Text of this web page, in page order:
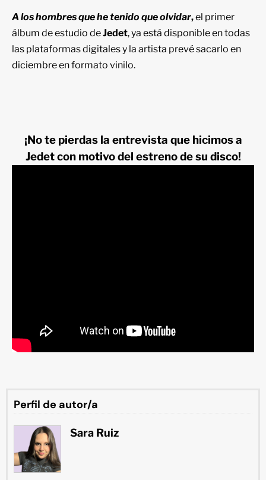
A los hombres que he tenido que olvidar,el primer
álbum de estudio deJedet, ya está disponible en todas
las plataformas digitales y la artista prevé sacarlo en
diciembre en formato vinilo.
¡No te pierdas la entrevista que hicimos a
Jedet con motivo del estreno de su disco!
Perfil de autor/a
Sara Ruiz